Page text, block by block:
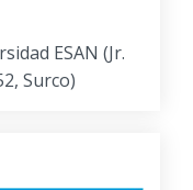
ESAN (Jr.
Surco)